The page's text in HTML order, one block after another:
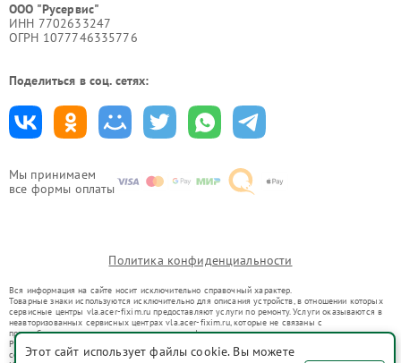
Мы принимаем
все формы оплаты
ООО "Русервис"
ИНН 7702633247
ОГРН 1077746335776
Поделиться в соц. сетях:
Политика конфиденциальности
Вся информация на сайте носит исключительно справочный характер.
Товарные знаки используются исключительно для описания устройств, в отношении которых
сервисные центры vla.acer-fixim.ru предоставляют услуги по ремонту. Услуги оказываются в
неавторизованных сервисных центрах vla.acer-fixim.ru, которые не связаны с
правообладателями товарных знаков или их официальными представителями.
Ремонт осуществляется для устройств, уже введенных в гражданский оборот в соответствии
со статьей 1487 ГК РФ.
Этот сайт использует файлы cookie. Вы можете